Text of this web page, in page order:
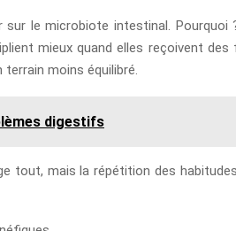
sur le microbiote intestinal.
mieux quand elles reçoivent
moins équilibré.
digestifs
tout, mais la répétition des